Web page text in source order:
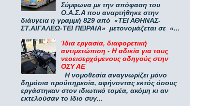
Σύμφωνα με την απόφαση του
Ο.Α.Σ.Α που αναρτήθηκε στην
διάυγεια η γραμμή 829 από «ΤΕΙ ΑΘΗΝΑΣ-
ΣΤ.ΑΙΓΑΛΕΩ-ΤΕΙ ΠΕΙΡΑΙΑ» μετονομάζεται σε «...
Ίδια εργασία, διαφορετική
αντιμετώπιση - Η αδικία για τους
νεοεισερχόμενους οδηγούς στην
ΟΣΥ ΑΕ
Η νομοθεσία αναγνωρίζει μόνο
δημόσια προϋπηρεσία, αφήνοντας εκτός όσους
εργάστηκαν στον ιδιωτικό τομέα, ακόμη κι αν
εκτελούσαν το ίδιο συγ...